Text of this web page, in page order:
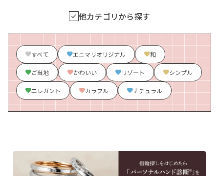
他カテゴリから探す
すべて エニマリオリジナル 和
ご当地 かわいい リゾート シンプル
エレガント カラフル ナチュラル